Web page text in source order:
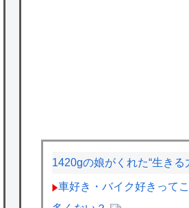
1420gの娘がくれた“生きる
車好き・バイク好きって